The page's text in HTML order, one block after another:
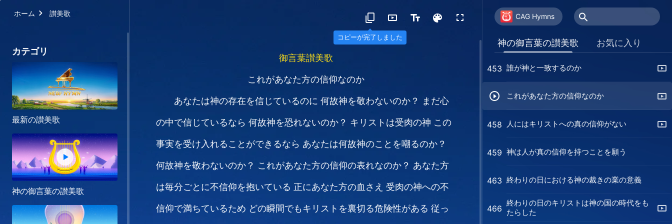
ホーム 讃美歌
コピーが完了しました
カテゴリ
最新の讃美歌
神の御言葉の讃美歌
御言葉讃美歌
これがあなた方の信仰なのか
あなたは神の存在を信じているのに 何故神を敬わないのか？ まだ心
の中で信じているなら 何故神を恐れないのか？ キリストは受肉の神 この
事実を受け入れることができるなら あなたは何故神のことを嘲るのか？
何故神を敬わないのか？ これがあなた方の信仰の表れなのか？ あなた方
は毎分ごとに不信仰を抱いている 正にあなた方の血さえ 受肉の神への不
信仰で満ちているため どの瞬間でもキリストを裏切る危険性がある 従っ
CAG Hymns
神の御言葉の讃美歌 お気に入り
441
パリサイ人たちがイエスに反抗した理由の
根拠
442 に罰を受けるだろう
453 誰が神と一致するのか
これがあなた方の信仰なのか
458 人にはキリストへの真の信仰がない
459 神は人が真の信仰を持つことを願う
463 終わりの日における神の裁きの業の意義
466
終わりの日のキリストは神の国の時代をも
たらした